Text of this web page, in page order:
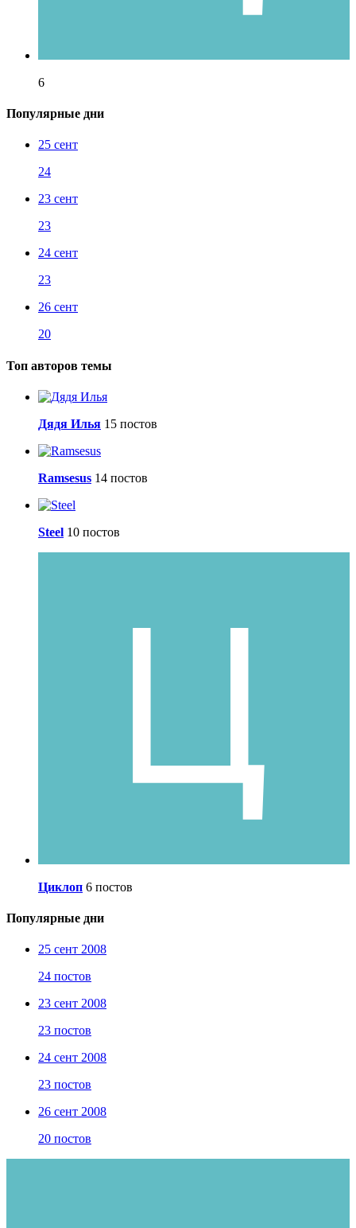
6
Популярные дни
25 сент
24
23 сент
23
24 сент
23
26 сент
20
Топ авторов темы
Дядя Илья 15 постов
Ramsesus 14 постов
Steel 10 постов
Циклоп 6 постов
Популярные дни
25 сент 2008
24 постов
23 сент 2008
23 постов
24 сент 2008
23 постов
26 сент 2008
20 постов